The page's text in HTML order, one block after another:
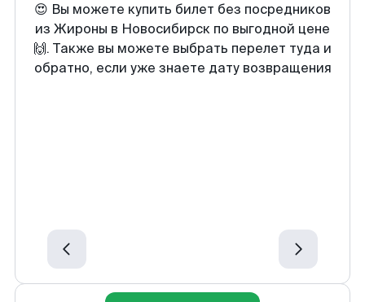
😍 Вы можете купить билет без посредников
из Жироны в Новосибирск по выгодной цене
🙌. Также вы можете выбрать перелет туда и
обратно, если уже знаете дату возвращения